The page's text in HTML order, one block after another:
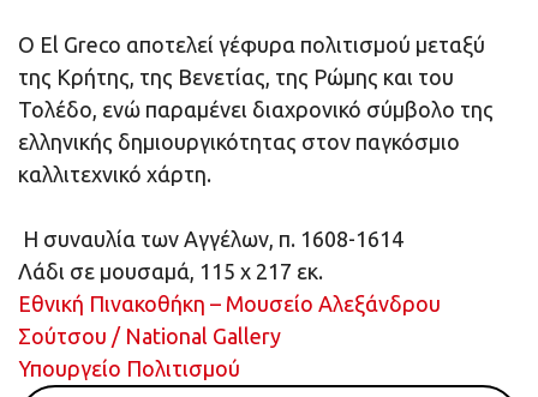
Ο El Greco αποτελεί γέφυρα πολιτισμού μεταξύ
της Κρήτης, της Βενετίας, της Ρώμης και του
Τολέδο, ενώ παραμένει διαχρονικό σύμβολο της
ελληνικής δημιουργικότητας στον παγκόσμιο
καλλιτεχνικό χάρτη.
Η συναυλία των Αγγέλων, π. 1608-1614
Λάδι σε μουσαμά, 115 x 217 εκ.
Εθνική Πινακοθήκη – Μουσείο Αλεξάνδρου
Σούτσου / National Gallery
Υπουργείο Πολιτισμού